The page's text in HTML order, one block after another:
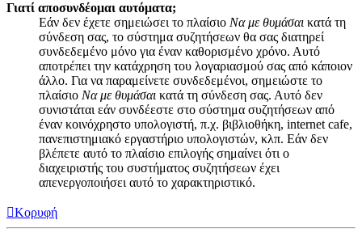
Γιατί αποσυνδέομαι αυτόματα;
Εάν δεν έχετε σημειώσει το πλαίσιο Να με θυμάσαι κατά τη
σύνδεση σας, το σύστημα συζητήσεων θα σας διατηρεί
συνδεδεμένο μόνο για έναν καθορισμένο χρόνο. Αυτό
αποτρέπει την κατάχρηση του λογαριασμού σας από κάποιον
άλλο. Για να παραμείνετε συνδεδεμένοι, σημειώστε το
πλαίσιο Να με θυμάσαι κατά τη σύνδεση σας. Αυτό δεν
συνιστάται εάν συνδέεστε στο σύστημα συζητήσεων από
έναν κοινόχρηστο υπολογιστή, π.χ. βιβλιοθήκη, internet cafe,
πανεπιστημιακό εργαστήριο υπολογιστών, κλπ. Εάν δεν
βλέπετε αυτό το πλαίσιο επιλογής σημαίνει ότι ο
διαχειριστής του συστήματος συζητήσεων έχει
απενεργοποιήσει αυτό το χαρακτηριστικό.
Κορυφή